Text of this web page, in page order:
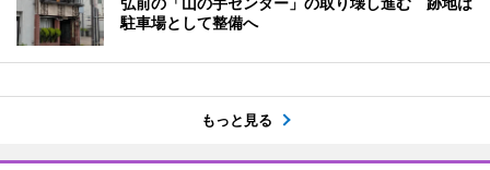
駐車場として整備へ
もっと見る